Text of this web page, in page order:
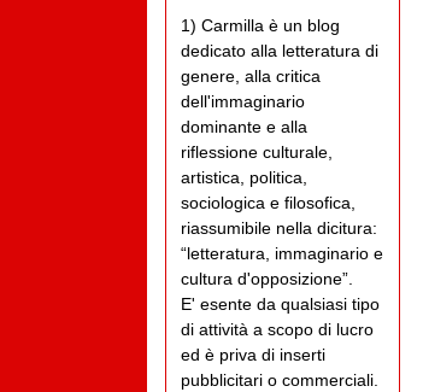
1) Carmilla è un blog
dedicato alla letteratura di
genere, alla critica
dell'immaginario
dominante e alla
riflessione culturale,
artistica, politica,
sociologica e filosofica,
riassumibile nella dicitura:
“letteratura, immaginario e
cultura d'opposizione”.
E' esente da qualsiasi tipo
di attività a scopo di lucro
ed è priva di inserti
pubblicitari o commerciali.